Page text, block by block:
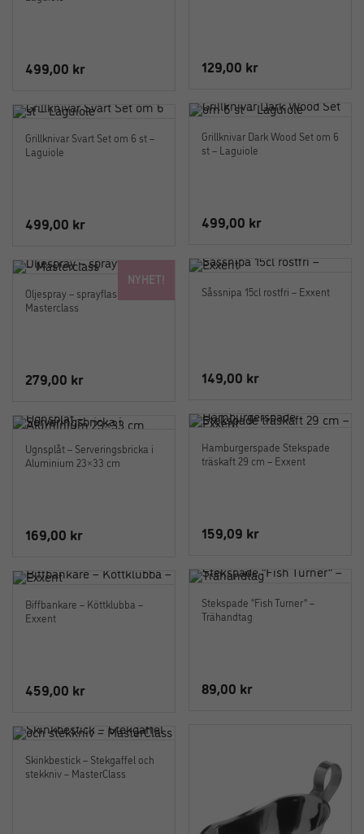
129,00 kr
499,00 kr
Grillknivar Dark Wood Set om 6
st – Laguiole
499,00 kr
Grillknivar Svart Set om 6 st –
Laguiole
499,00 kr
Såssnipa 15cl rostfri – Exxent
149,00 kr
NYHET!
Oljespray – sprayflaska olja –
Masterclass
279,00 kr
Hamburgerspade Stekspade
träskaft 29 cm – Exxent
159,09 kr
Ugnsplåt – Serveringsbricka i
Aluminium 23×33 cm
169,00 kr
Stekspade “Fish Turner” –
Trähandtag
89,00 kr
Biffbankare – Köttklubba –
Exxent
459,00 kr
Skinkbestick – Stekgaffel och
stekkniv – MasterClass